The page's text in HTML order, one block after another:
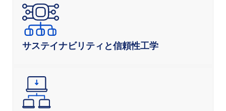
サステイナビリティと信頼性工学